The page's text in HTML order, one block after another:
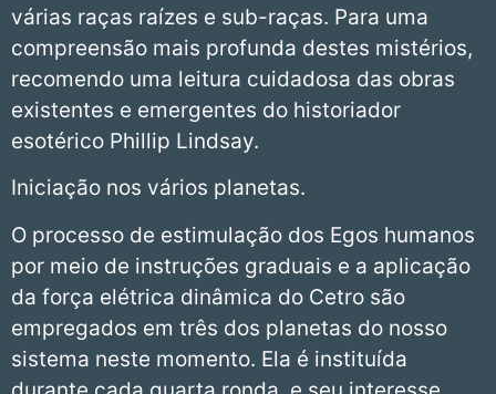
várias raças raízes e sub-raças. Para uma
compreensão mais profunda destes mistérios,
recomendo uma leitura cuidadosa das obras
existentes e emergentes do historiador
esotérico Phillip Lindsay.
Iniciação nos vários planetas.
O processo de estimulação dos Egos humanos
por meio de instruções graduais e a aplicação
da força elétrica dinâmica do Cetro são
empregados em três dos planetas do nosso
sistema neste momento. Ela é instituída